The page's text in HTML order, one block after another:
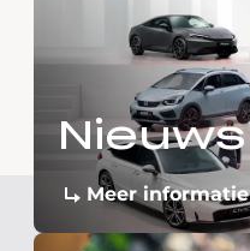
Nieuws
Meer informatie